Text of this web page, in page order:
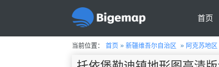
首页
当前位置： 首页» 新疆维吾尔自治区 » 阿克苏地区